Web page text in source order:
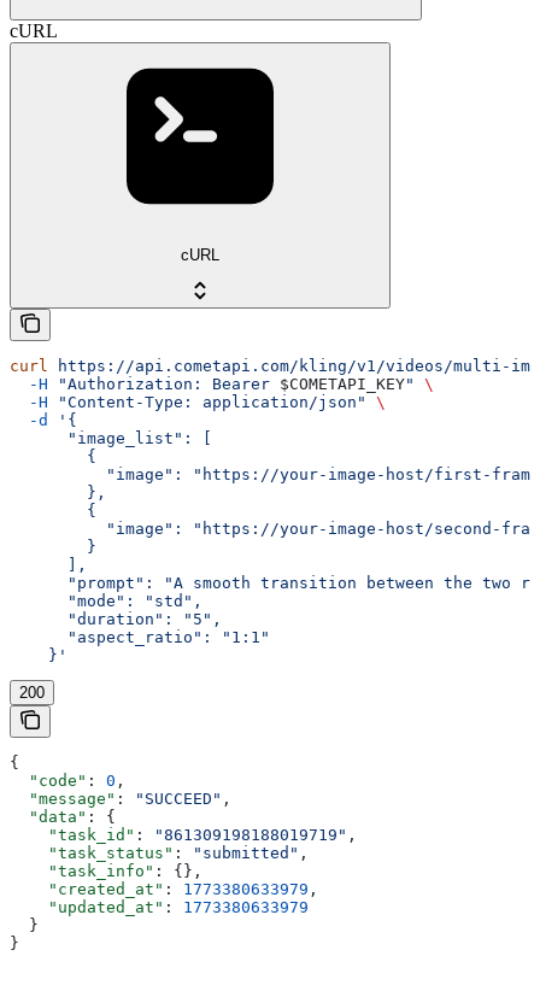
cURL
cURL
curl https://api.cometapi.com/kling/v1/videos/multi-
  -H
"Authorization: Bearer $COMETAPI_KEY"
\
  -H
"Content-Type: application/json"
\
  -d
'{
      "image_list": [
        {
"image": "https://your-image-host/first-
        },
        {
"image": "https://your-image-host/second-
        }
      ],
"prompt": "A smooth transition between the two
      "mode": "std",
      "duration": "5",
      "aspect_ratio": "1:1"
    }'
200
{
  "code"
: 0 ,
  "message"
: "SUCCEED" ,
  "data"
: {
    "task_id"
: "861309198188019719" ,
    "task_status"
: "submitted" ,
    "task_info"
: {},
    "created_at"
: 1773380633979 ,
    "updated_at"
: 1773380633979
  }
}